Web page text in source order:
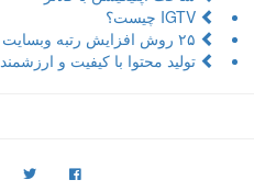
IGTV چیست؟
۲۵ روش افزایش رتبه وبسایت و بهبود SEO آن
تولید محتوا با کیفیت و ارزشمند